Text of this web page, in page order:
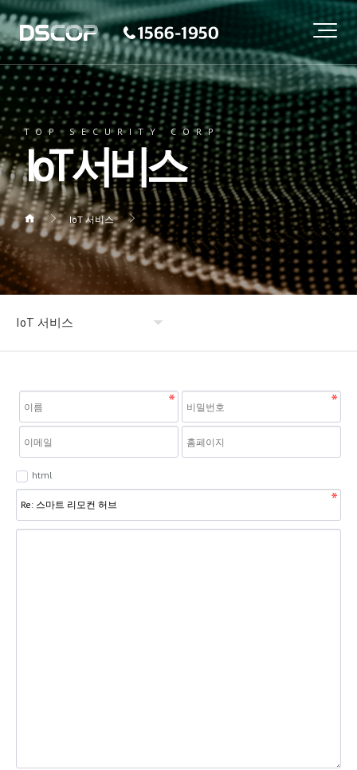
TOP SECURITY CORP
IoT 서비스
IoT 서비스
IoT 서비스
보안서비스
IoT 서비스
관공서보안
고객센터
html